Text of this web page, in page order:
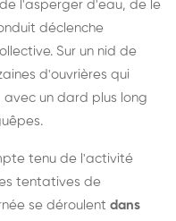
l'asperger d'eau, de le
déclenche
Sur un nid de
d'ouvrières qui
un dard plus long
tenu de l'activité
tentatives de
se déroulent dans